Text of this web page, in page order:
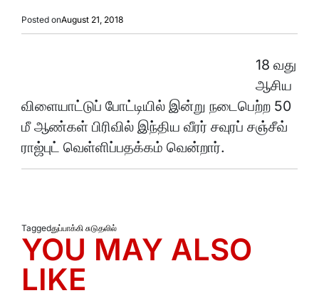
Posted onAugust 21, 2018
18 வது
ஆசிய
விளையாட்டுப் போட்டியில் இன்று நடைபெற்ற 50
மீ ஆண்கள் பிரிவில் இந்திய வீரர் சவுரப் சஞ்சீவ்
ராஜ்புட் வெள்ளிப்பதக்கம் வென்றார்.
Taggedதுப்பாக்கி சுடுதலில்
YOU MAY ALSO
LIKE